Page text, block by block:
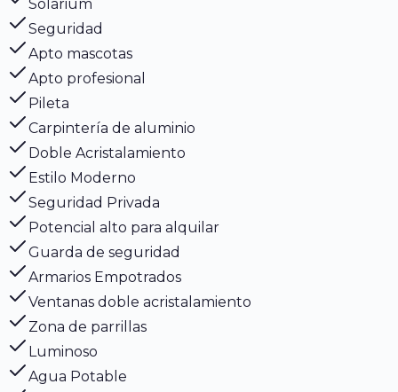
Solarium
Seguridad
Apto mascotas
Apto profesional
Pileta
Carpintería de aluminio
Doble Acristalamiento
Estilo Moderno
Seguridad Privada
Potencial alto para alquilar
Guarda de seguridad
Armarios Empotrados
Ventanas doble acristalamiento
Zona de parrillas
Luminoso
Agua Potable